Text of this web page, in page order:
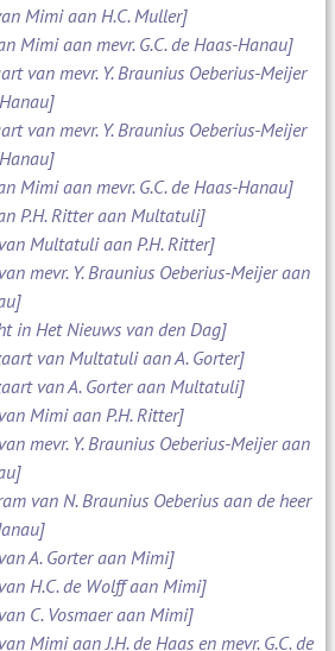
Mimi aan H.C. Muller]
Mimi aan mevr. G.C. de Haas-Hanau]
van mevr. Y. Braunius Oeberius-Meijer
van mevr. Y. Braunius Oeberius-Meijer
Mimi aan mevr. G.C. de Haas-Hanau]
P.H. Ritter aan Multatuli]
Multatuli aan P.H. Ritter]
mevr. Y. Braunius Oeberius-Meijer aan
in Het Nieuws van den Dag]
van Multatuli aan A. Gorter]
van A. Gorter aan Multatuli]
Mimi aan P.H. Ritter]
mevr. Y. Braunius Oeberius-Meijer aan
van N. Braunius Oeberius aan de heer
A. Gorter aan Mimi]
H.C. de Wolff aan Mimi]
C. Vosmaer aan Mimi]
Mimi aan J.H. de Haas en mevr. G.C. de